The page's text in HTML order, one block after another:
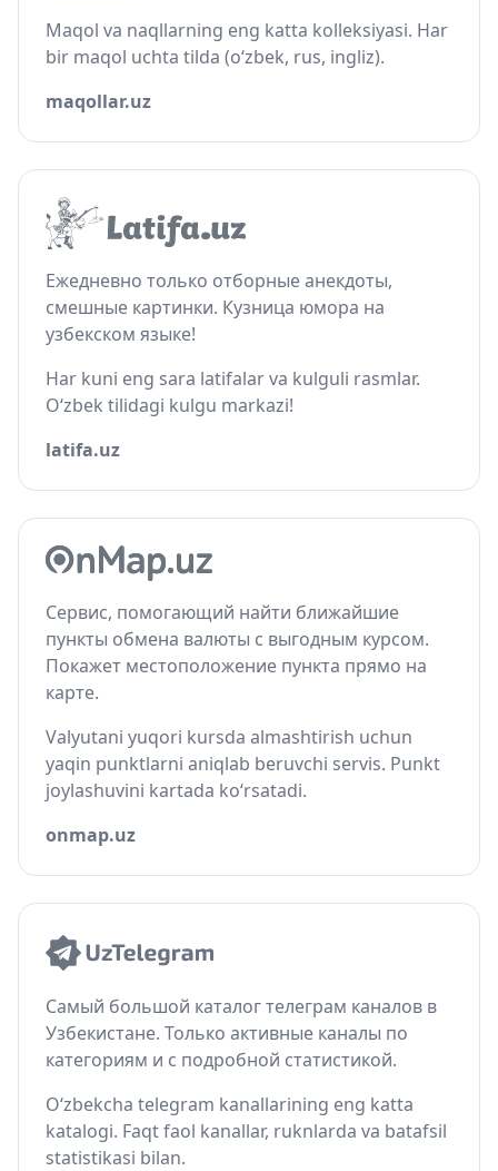
Maqol va naqllarning eng katta kolleksiyasi. Har
bir maqol uchta tilda (o‘zbek, rus, ingliz).
maqollar.uz
Ежедневно только отборные анекдоты,
смешные картинки. Кузница юмора на
узбекском языке!
Har kuni eng sara latifalar va kulguli rasmlar.
O‘zbek tilidagi kulgu markazi!
latifa.uz
Сервис, помогающий найти ближайшие
пункты обмена валюты с выгодным курсом.
Покажет местоположение пункта прямо на
карте.
Valyutani yuqori kursda almashtirish uchun
yaqin punktlarni aniqlab beruvchi servis. Punkt
joylashuvini kartada ko‘rsatadi.
onmap.uz
Самый большой каталог телеграм каналов в
Узбекистане. Только активные каналы по
категориям и с подробной статистикой.
O‘zbekcha telegram kanallarining eng katta
katalogi. Faqt faol kanallar, ruknlarda va batafsil
statistikasi bilan.